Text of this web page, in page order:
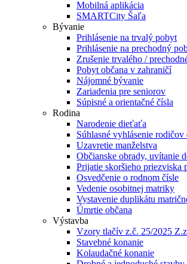
Mobilná aplikácia
SMARTCity Šaľa
Bývanie
Prihlásenie na trvalý pobyt
Prihlásenie na prechodný
Zrušenie trvalého /
Pobyt občana v zahraničí
Nájomné bývanie
Zariadenia pre seniorov
Súpisné a orientačné čísla
Rodina
Narodenie dieťaťa
Súhlasné vyhlásenie
Uzavretie manželstva
Občianske obrady, uvítanie
Prijatie skoršieho priezviska
Osvedčenie o rodnom čísle
Vedenie osobitnej matriky
Vystavenie duplikátu
Úmrtie občana
Výstavba
Vzory tlačív z.č. 25/2025
Stavebné konanie
Kolaudačné konanie